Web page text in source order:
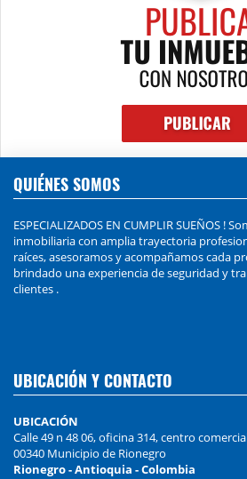
QUIÉNES SOMOS
ESPECIALIZADOS EN CUMPLIR SUEÑOS !
inmobiliaria con amplia trayectoria
raíces, asesoramos y acompañamos cada
brindado una experiencia de seguridad y
clientes .
UBICACIÓN Y CONTACTO
UBICACIÓN
Calle 49 n 48 06, oficina 314, centro
00340 Municipio de Rionegro
Rionegro - Antioquia - Colombia